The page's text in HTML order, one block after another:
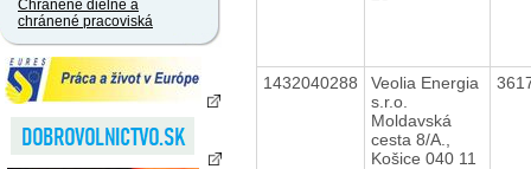
Chránené dielne a
chránené pracoviská
1432040288
Veolia Energia
s.r.o.
Moldavská
cesta 8/A.,
Košice 040 11